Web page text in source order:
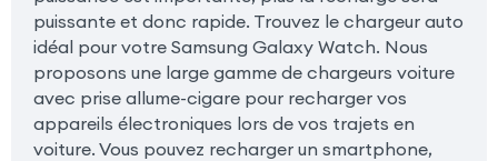
puissante et donc rapide. Trouvez le chargeur auto
idéal pour votre Samsung Galaxy Watch. Nous
proposons une large gamme de chargeurs voiture
avec prise allume-cigare pour recharger vos
appareils électroniques lors de vos trajets en
voiture. Vous pouvez recharger un smartphone,